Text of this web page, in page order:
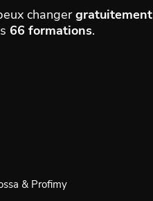
changergratuitement
66 formations.
& Profimy